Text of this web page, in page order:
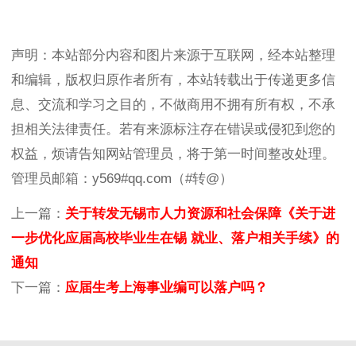
声明：本站部分内容和图片来源于互联网，经本站整理
和编辑，版权归原作者所有，本站转载出于传递更多信
息、交流和学习之目的，不做商用不拥有所有权，不承
担相关法律责任。若有来源标注存在错误或侵犯到您的
权益，烦请告知网站管理员，将于第一时间整改处理。
管理员邮箱：y569#qq.com（#转@）
上一篇： 关于转发无锡市人力资源和社会保障《关于进
一步优化应届高校毕业生在锡 就业、落户相关手续》的
通知
下一篇： 应届生考上海事业编可以落户吗？